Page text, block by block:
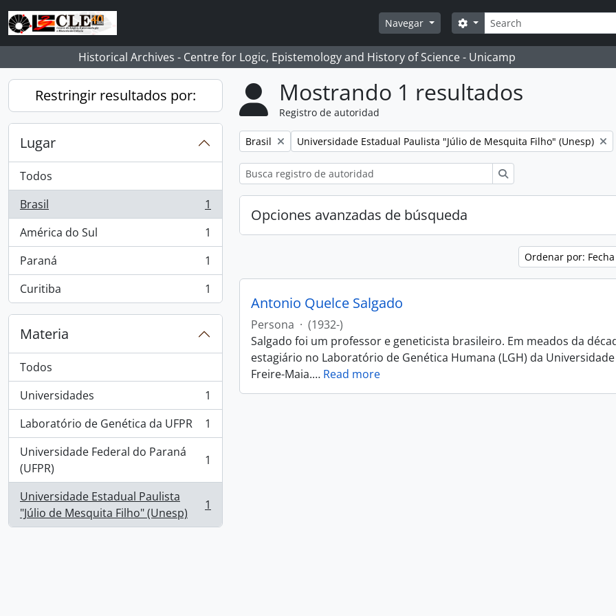
Skip to main content
Navegar
Búsqueda
Search options
Historical Archives - Centre for Logic, Epistemology and History of Science - Unicamp
Restringir resultados por:
Lugar
Todos
Brasil
, 1 resultados
1
América do Sul
, 1 resultados
1
Paraná
, 1 resultados
1
Curitiba
, 1 resultados 1
Materia
Todos
Universidades
, 1 resultados
1
Laboratório de Genética da UFPR
, 1 resultados
1
Universidade Federal do Paraná
(UFPR)
, 1 resultados 1
Universidade Estadual Paulista
"Júlio de Mesquita Filho" (Unesp)
, 1 resultados 1
Mostrando 1 resultados
Registro de autoridad
Remove filter:
Brasil Remove filter:
Universidade Estadual Paulista "Júlio de Mesquita Filho" (Unesp)
Opciones avanzadas de búsqueda
Ordenar por:
Antonio Quelce Salgado
Persona · (1932-)
Salgado foi um professor e geneticista brasileiro. Em meados da
estagiário no Laboratório de Genética Humana (LGH) da
Freire-Maia.… Read more